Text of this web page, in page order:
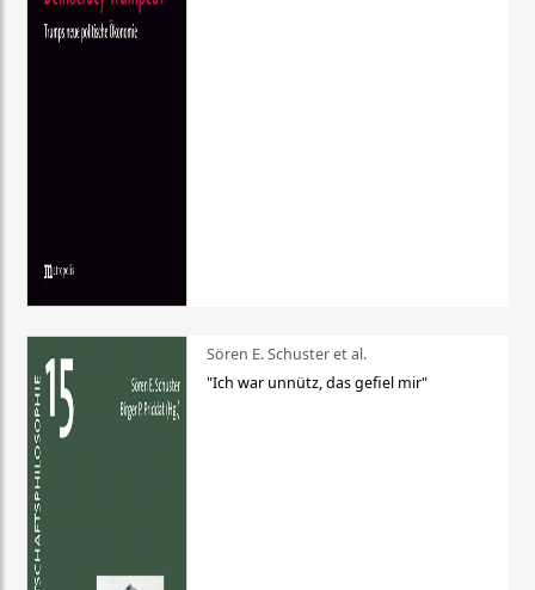
Sören E. Schuster et al.
"Ich war unnütz, das gefiel mir"